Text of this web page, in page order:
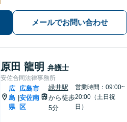
実績が豊富」「不動産：不動産を相続
すべきか、放棄すべきか冷静に判断で
きるようサポートいたします」【広島
駅４分】
メールでお問い合わせ
原田 龍明 弁護士
安佐合同法律事務所
広
島
県
広島市
安佐南
区
緑井駅
から徒歩
5分
営業時間：09:00~
20:00（土日祝
日）